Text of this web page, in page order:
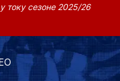
току сезоне 2025/26